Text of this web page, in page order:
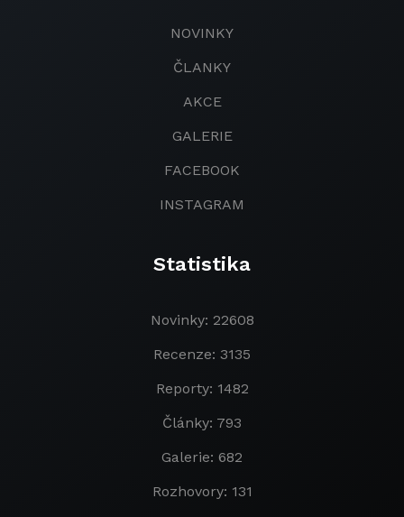
NOVINKY
ČLANKY
AKCE
GALERIE
FACEBOOK
INSTAGRAM
Statistika
Novinky: 22608
Recenze: 3135
Reporty: 1482
Články: 793
Galerie: 682
Rozhovory: 131